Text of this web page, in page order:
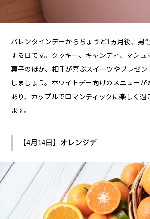
バレンタインデーからちょうど1ヵ月後、男
する日です。クッキー、キャンディ、マシュ
菓子のほか、相手が喜ぶスイーツやプレゼン
しましょう。ホワイトデー向けのメニューが
あり、カップルでロマンティックに楽しく過
ます。
【4月14日】オレンジデ―